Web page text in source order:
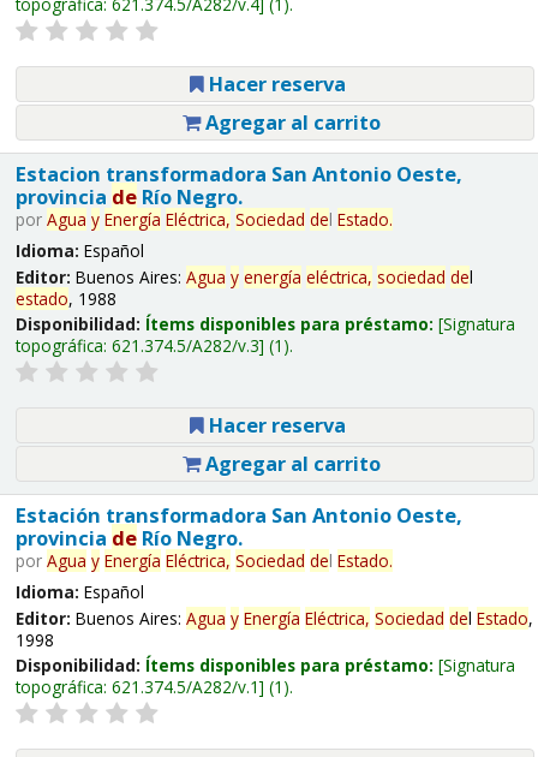
Hacer reserva
Agregar al carrito
Estacion transformadora San Antonio Oeste,
provincia deRío Negro.
por Agua y Energía Eléctrica, Sociedad del Estado.
Idioma: Español
Editor: Buenos Aires: Agua y energía eléctrica, sociedad del
estado, 1988
Disponibilidad: Ítems disponibles para préstamo: Signatura
topográfica: 621.374.5/A282/v.3 (1).
Hacer reserva
Agregar al carrito
Estación transformadora San Antonio Oeste,
provincia deRío Negro.
por Agua y Energía Eléctrica, Sociedad del Estado.
Idioma: Español
Editor: Buenos Aires: Agua y Energía Eléctrica, Sociedad del Estado,
1998
Disponibilidad: Ítems disponibles para préstamo: Signatura
topográfica: 621.374.5/A282/v.1 (1).